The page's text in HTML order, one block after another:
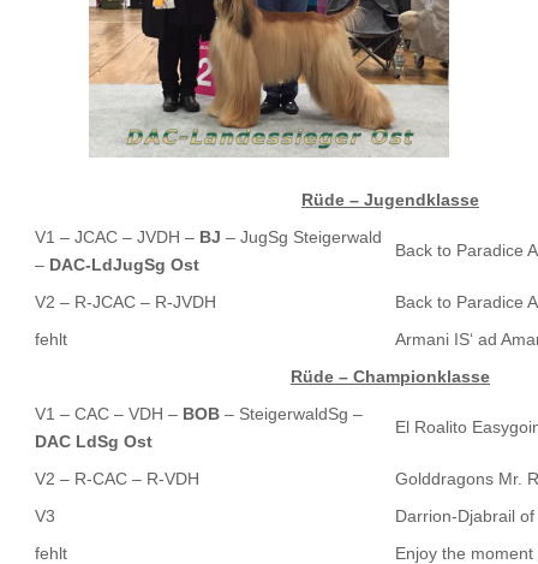
Rüde – Jugendklasse
V1 – JCAC – JVDH – BJ – JugSg Steigerwald
– DAC-LdJugSg Ost
Back to Paradice
V2 – R-JCAC – R-JVDH
Back to Paradice
fehlt
Armani IS‘ ad
Rüde – Championklasse
V1 – CAC – VDH – BOB – SteigerwaldSg –
DAC LdSg Ost
El Roalito
V2 – R-CAC – R-VDH
Golddragons Mr.
V3
Darrion-Djabrail
fehlt
Enjoy the